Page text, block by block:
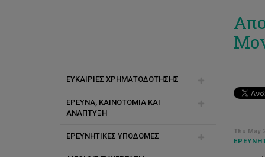
ΕΥΚΑΙΡΙΕΣ ΧΡΗΜΑΤΟΔΟΤΗΣΗΣ
Horizon 2020
ΕΡΕΥΝΑ, ΚΑΙΝΟΤΟΜΙΑ ΚΑΙ
ΑΝΑΠΤΥΞΗ
INTENT
ΕΡΕΥΝΗΤΙΚΕΣ ΥΠΟΔΟΜΕΣ
Thu May